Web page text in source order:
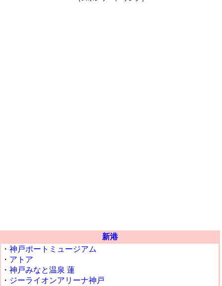
新港
・ 神戸ポートミュージアム
・ アトア
・ 神戸みなと温泉 蓮
・ ジーライオンアリーナ神戸